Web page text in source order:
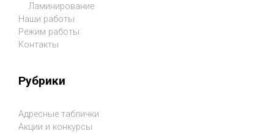
Ламинирование
Наши работы
Режим работы
Контакты
Рубрики
Адресные таблички
Акции и конкурсы